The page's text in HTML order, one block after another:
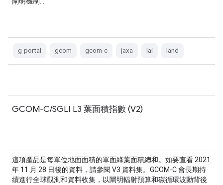
g-portal gcom gcom-c jaxa lai land
GCOM-C/SGLI L3 葉面積指數 (V2)
這項產品是每單位地面面積的單面綠葉面積總和。如要查看 2021
年 11 月 28 日後的資料，請參閱 V3 資料集。GCOM-C 會長期持
續進行全球觀測和資料收集，以闡明輻射預算和碳循環波動背後